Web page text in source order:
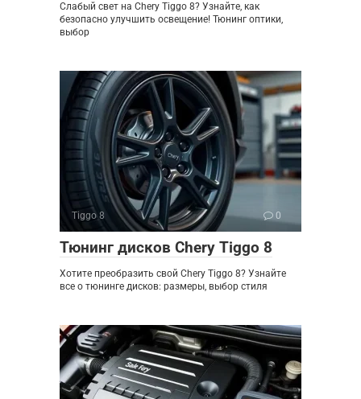
Слабый свет на Chery Tiggo 8? Узнайте, как
безопасно улучшить освещение! Тюнинг оптики,
выбор
Tiggo 8 0
Тюнинг дисков Chery Tiggo 8
Хотите преобразить свой Chery Tiggo 8? Узнайте
все о тюнинге дисков: размеры, выбор стиля